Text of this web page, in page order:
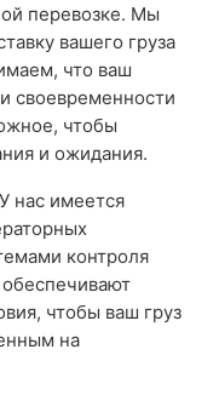
перевозке. Мы
вашего груза
что ваш
своевременности
чтобы
и ожидания.
нас имеется
контроля
чтобы ваш груз
на